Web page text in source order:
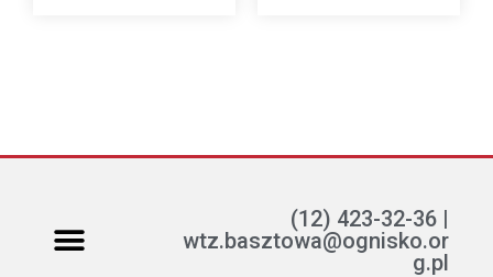
(12) 423-32-36 |
wtz.basztowa@ognisko.or
g.pl